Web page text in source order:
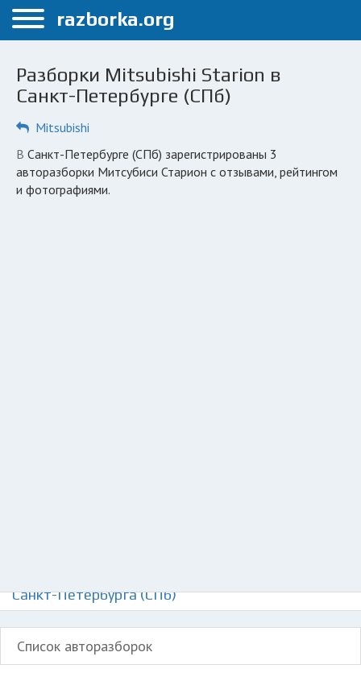
Меню
Санкт-Петербург
Автосервисы
Разборки Mitsubishi Starion в
Санкт-Петербурге (СПб)
Mitsubishi
в Санкт-Петербурге (СПб) зарегистрированы 3
авторазборки Митсубиси Старион с отзывами, рейтингом
и фотографиями.
Санкт-Петербурга (СПб)
Список авторазборок
razborka.org